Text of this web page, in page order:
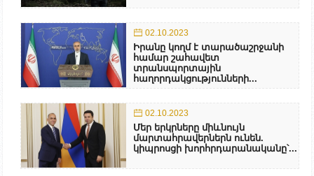
02.10.2023
Իրանը կողմ է տարածաշրջանի
համար շահավետ
տրանսպորտային
հաղորդակցությունների...
02.10.2023
Մեր երկրները միևնույն
մարտահրավերներն ունեն.
կիպրոսցի խորհրդարանականը՝...